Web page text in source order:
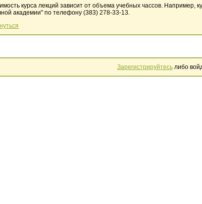
курса лекций зависит от объема учебных чассов. Например,
академии" по телефону (383) 278-33-13.
Зарегистрируйтесь либо